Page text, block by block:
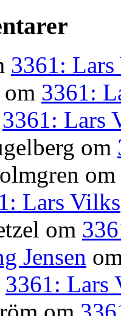
3361:
om 3361:
3361: Lars
om
om
Lars Vilks
om
Jensen
3361: Lars